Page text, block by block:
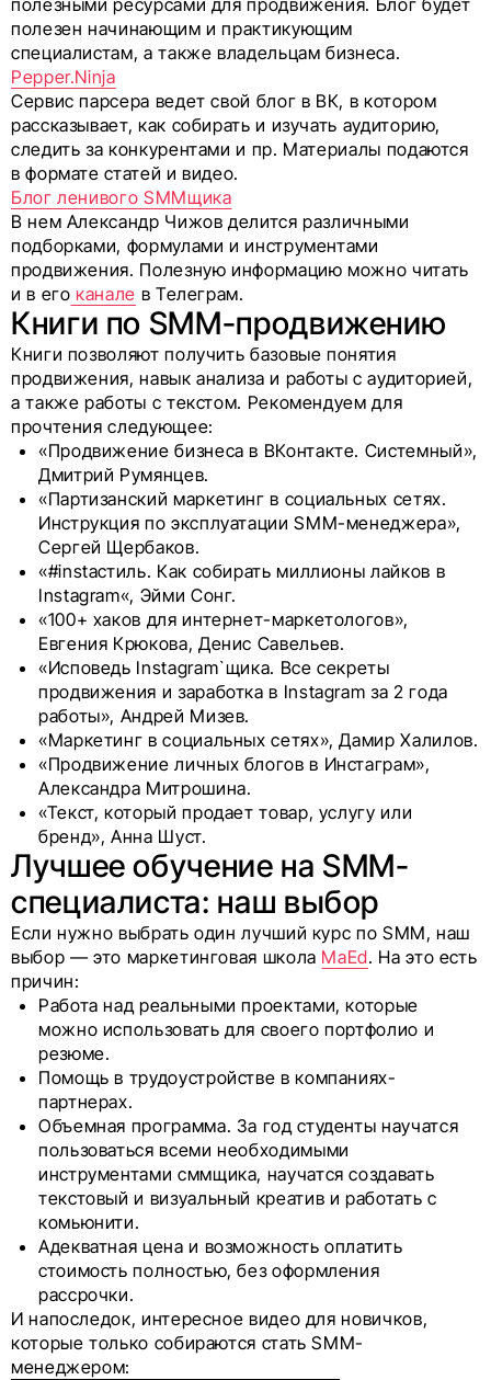
полезными ресурсами для продвижения. Блог будет
полезен начинающим и практикующим
специалистам, а также владельцам бизнеса.
Pepper.Ninja
Сервис парсера ведет свой блог в ВК, в котором
рассказывает, как собирать и изучать аудиторию,
следить за конкурентами и пр. Материалы подаются
в формате статей и видео.
Блог ленивого SMMщика
В нем Александр Чижов делится различными
подборками, формулами и инструментами
продвижения. Полезную информацию можно читать
и в его канале в Телеграм.
Книги по SMM-продвижению
Книги позволяют получить базовые понятия
продвижения, навык анализа и работы с аудиторией,
а также работы с текстом. Рекомендуем для
прочтения следующее:
«Продвижение бизнеса в ВКонтакте. Системный»,
Дмитрий Румянцев.
«Партизанский маркетинг в социальных сетях.
Инструкция по эксплуатации SMM-менеджера»,
Сергей Щербаков.
«#instaстиль. Как собирать миллионы лайков в
Instagram«, Эйми Сонг.
«100+ хаков для интернет-маркетологов»,
Евгения Крюкова, Денис Савельев.
«Исповедь Instagram`щика. Все секреты
продвижения и заработка в Instagram за 2 года
работы», Андрей Мизев.
«Маркетинг в социальных сетях», Дамир Халилов.
«Продвижение личных блогов в Инстаграм»,
Александра Митрошина.
«Текст, который продает товар, услугу или
бренд», Анна Шуст.
Лучшее обучение на SMM-
специалиста: наш выбор
Если нужно выбрать один лучший курс по SMM, наш
выбор — это маркетинговая школа MaEd. На это есть
причин:
Работа над реальными проектами, которые
можно использовать для своего портфолио и
резюме.
Помощь в трудоустройстве в компаниях-
партнерах.
Объемная программа. За год студенты научатся
пользоваться всеми необходимыми
инструментами сммщика, научатся создавать
текстовый и визуальный креатив и работать с
комьюнити.
Адекватная цена и возможность оплатить
стоимость полностью, без оформления
рассрочки.
И напоследок, интересное видео для новичков,
которые только собираются стать SMM-
менеджером: